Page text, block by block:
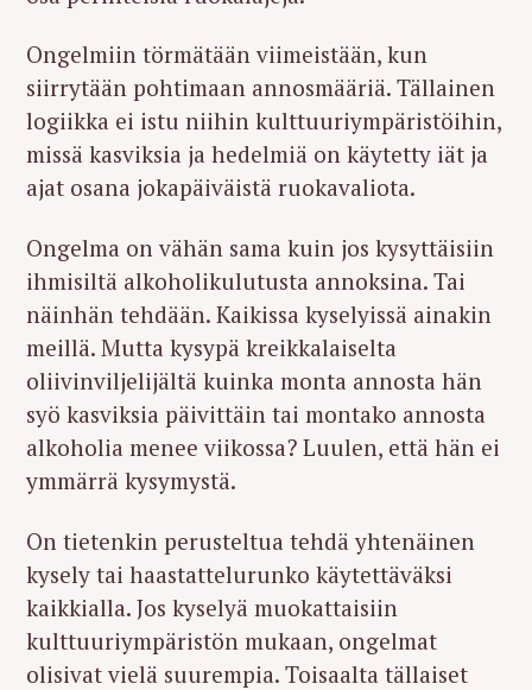
Ongelmiin törmätään viimeistään, kun
siirrytään pohtimaan annosmääriä. Tällainen
logiikka ei istu niihin kulttuuriympäristöihin,
missä kasviksia ja hedelmiä on käytetty iät ja
ajat osana jokapäiväistä ruokavaliota.
Ongelma on vähän sama kuin jos kysyttäisiin
ihmisiltä alkoholikulutusta annoksina. Tai
näinhän tehdään. Kaikissa kyselyissä ainakin
meillä. Mutta kysypä kreikkalaiselta
oliivinviljelijältä kuinka monta annosta hän
syö kasviksia päivittäin tai montako annosta
alkoholia menee viikossa? Luulen, että hän ei
ymmärrä kysymystä.
On tietenkin perusteltua tehdä yhtenäinen
kysely tai haastattelurunko käytettäväksi
kaikkialla. Jos kyselyä muokattaisiin
kulttuuriympäristön mukaan, ongelmat
olisivat vielä suurempia. Toisaalta tällaiset